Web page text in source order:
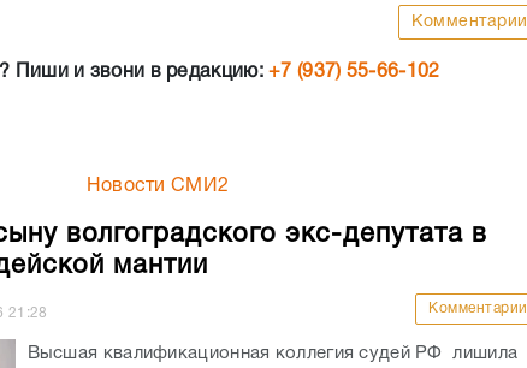
Комментарии
Пиши и звони в редакцию:+7 (937) 55-66-102
Новости СМИ2
волгоградского экс-депутата в
мантии
21:28 Комментарии
Высшая квалификационная коллегия судей РФ лишила